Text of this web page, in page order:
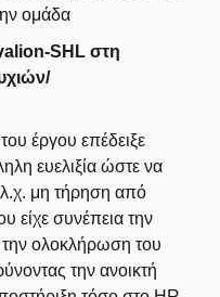
ομάδα
SHL στη
έργου επέδειξε
ευελιξία ώστε να
μη τήρηση από
είχε συνέπεια την
ολοκλήρωση του
την ανοικτή